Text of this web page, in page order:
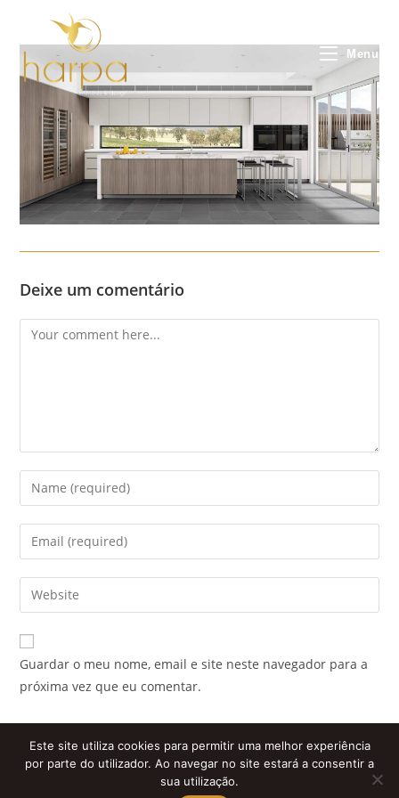
content
Menu
Deixe um comentário
Comment
Enter
your
name
comment
Enter
your
email
address
comment
Enter
your
website
URL
Guardar o meu nome, email e site neste navegador para a
próxima vez que eu comentar.
Este site utiliza cookies para permitir uma melhor experiência
por parte do utilizador. Ao navegar no site estará a consentir a
sua utilização.